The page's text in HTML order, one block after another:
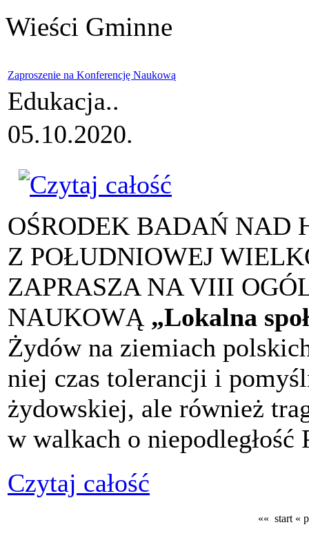
Wieści Gminne
Zaproszenie na Konferencję Naukową
Edukacja..
05.10.2020.
OŚRODEK BADAŃ NAD
Z POŁUDNIOWEJ
ZAPRASZA NA VIII
NAUKOWĄ „Lokalna
Żydów na ziemiach
niej czas tolerancji i
żydowskiej, ale również
w walkach o
Czytaj całość
«« start «